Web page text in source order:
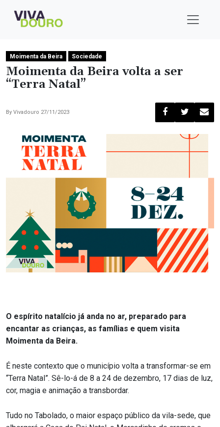
Moimenta da Beira Sociedade
Moimenta da Beira volta a ser
“Terra Natal”
By Vivadouro 27/11/2023
O espírito natalício já anda no ar, preparado para
encantar as crianças, as famílias e quem visita
Moimenta da Beira.
É neste contexto que o município volta a transformar-se em
“Terra Natal”. Sê-lo-á de 8 a 24 de dezembro, 17 dias de luz,
cor, magia e animação a transbordar.
Tudo no Tabolado, o maior espaço público da vila-sede, que